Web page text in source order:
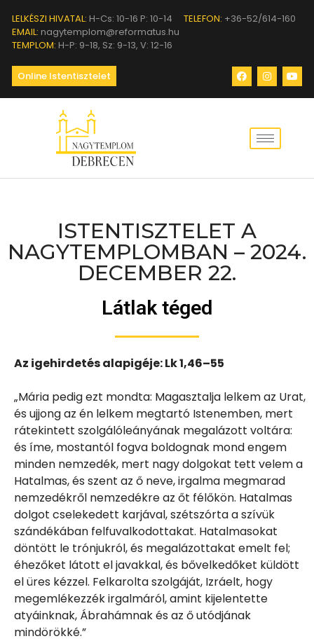
LELKÉSZI HIVATAL: H-Cs: 10-16 P: 10-14 TELEFON: +36-52/614-160
EMAIL: nagytemplom@reformatus.hu
TEMPLOM: H-P: 9-18, Sz: 9-13, V: 12-16
Online Istentisztelet
ISTENTISZTELET A
NAGYTEMPLOMBAN – 2024.
DECEMBER 22.
Látlak téged
Az igehirdetés alapigéje: Lk 1,46–55
„Mária pedig ezt mondta: Magasztalja lelkem az Urat,
és ujjong az én lelkem megtartó Istenemben, mert
rátekintett szolgálóleányának megalázott voltára:
és íme, mostantól fogva boldognak mond engem
minden nemzedék, mert nagy dolgokat tett velem a
Hatalmas, és szent az ő neve, irgalma megmarad
nemzedékről nemzedékre az őt félőkön. Hatalmas
dolgot cselekedett karjával, szétszórta a szívük
szándékában felfuvalkodottakat. Hatalmasokat
döntött le trónjukról, és megalázottakat emelt fel;
éhezőket látott el javakkal, és bővelkedőket küldött
el üres kézzel. Felkarolta szolgáját, Izráelt, hogy
megemlékezzék irgalmáról, amint kijelentette
atyáinknak, Ábrahámnak és az ő utódjának
mindörökké.”